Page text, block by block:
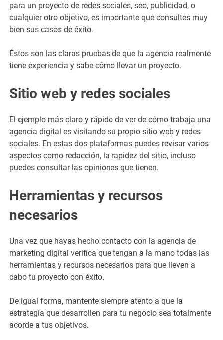
para un proyecto de redes sociales, seo, publicidad, o
cualquier otro objetivo, es importante que consultes muy
bien sus casos de éxito.
Éstos son las claras pruebas de que la agencia realmente
tiene experiencia y sabe cómo llevar un proyecto.
Sitio web y redes sociales
El ejemplo más claro y rápido de ver de cómo trabaja una
agencia digital es visitando su propio sitio web y redes
sociales. En estas dos plataformas puedes revisar varios
aspectos como redacción, la rapidez del sitio, incluso
puedes consultar las opiniones que tienen.
Herramientas y recursos
necesarios
Una vez que hayas hecho contacto con la agencia de
marketing digital verifica que tengan a la mano todas las
herramientas y recursos necesarios para que lleven a
cabo tu proyecto con éxito.
De igual forma, mantente siempre atento a que la
estrategia que desarrollen para tu negocio sea totalmente
acorde a tus objetivos.